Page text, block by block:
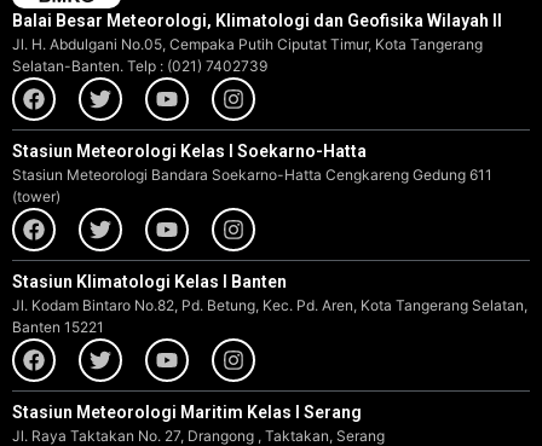
Balai Besar Meteorologi, Klimatologi dan Geofisika Wilayah II
Jl. H. Abdulgani No.05, Cempaka Putih Ciputat Timur, Kota Tangerang
Selatan-Banten. Telp : (021) 7402739
Stasiun Meteorologi Kelas I Soekarno-Hatta
Stasiun Meteorologi Bandara Soekarno-Hatta Cengkareng Gedung 611
(tower)
Stasiun Klimatologi Kelas I Banten
Jl. Kodam Bintaro No.82, Pd. Betung, Kec. Pd. Aren, Kota Tangerang Selatan,
Banten 15221
Stasiun Meteorologi Maritim Kelas I Serang
Jl. Raya Taktakan No. 27, Drangong , Taktakan, Serang